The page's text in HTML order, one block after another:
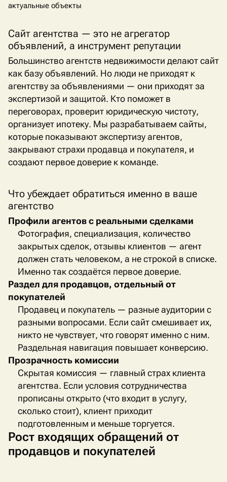
актуальные объекты
Сайт агентства — это не агрегатор
объявлений, а инструмент репутации
Большинство агентств недвижимости делают сайт
как базу объявлений. Но люди не приходят к
агентству за объявлениями — они приходят за
экспертизой и защитой. Кто поможет в
переговорах, проверит юридическую чистоту,
организует ипотеку. Мы разрабатываем сайты,
которые показывают экспертизу агентов,
закрывают страхи продавца и покупателя, и
создают первое доверие к команде.
Что убеждает обратиться именно в ваше
агентство
Профили агентов с реальными сделками
Фотография, специализация, количество
закрытых сделок, отзывы клиентов — агент
должен стать человеком, а не строкой в списке.
Именно так создаётся первое доверие.
Раздел для продавцов, отдельный от
покупателей
Продавец и покупатель — разные аудитории с
разными вопросами. Если сайт смешивает их,
никто не чувствует, что говорят именно с ним.
Раздельная навигация повышает конверсию.
Прозрачность комиссии
Скрытая комиссия — главный страх клиента
агентства. Если условия сотрудничества
прописаны открыто (что входит в услугу,
сколько стоит), клиент приходит
подготовленным и меньше торгуется.
Рост входящих обращений от
продавцов и покупателей